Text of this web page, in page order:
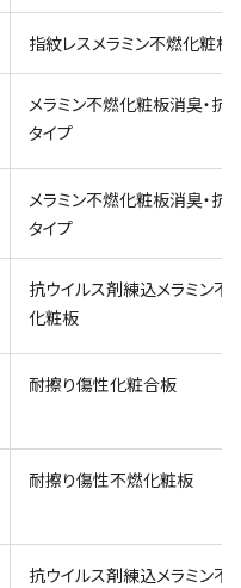
指紋レスメラミン不燃化粧板
メラミン不燃化粧板消臭・抗
タイプ
メラミン不燃化粧板消臭・抗
タイプ
抗ウイルス剤練込メラミン不
化粧板
耐擦り傷性化粧合板
耐擦り傷性不燃化粧板
抗ウイルス剤練込メラミン不